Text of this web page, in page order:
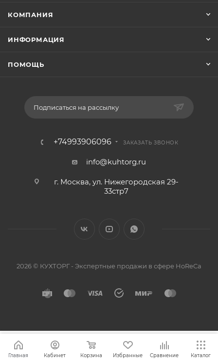
КОМПАНИЯ
ИНФОРМАЦИЯ
ПОМОЩЬ
Подписаться на рассылку
+74993906096 ЗАКАЗАТЬ ЗВОНОК
info@kuhtorg.ru
г. Москва, ул. Нижегородская 29-
33стр7
2026 © КУХТОРГ - Экспертные продажи в сфере HoReCa
Главная Кабинет Корзина Избранные Сравнение Каталог